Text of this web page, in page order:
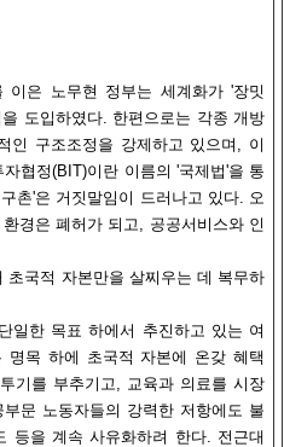
은 노무현 정부는 세계화가 '장밋
도입하였다. 한편으로는 각종 개방
인 구조조정을 강제하고 있으며, 이
협정(BIT)이란 이름의 '국제법'을 통
촌'은 거짓말임이 드러나고 있다. 오
경은 폐허가 되고, 공공서비스와 인
초국적 자본만을 살찌우는 데 복무하
일한 목표 하에서 추진하고 있는 여
목 하에 초국적 자본에 온갖 혜택
기를 부추기고, 교육과 의료를 시장
문 노동자들의 강력한 저항에도 불
등을 계속 사유화하려 한다. 전근대